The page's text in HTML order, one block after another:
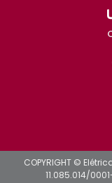
COPYRIGHT ©
11.085.014/